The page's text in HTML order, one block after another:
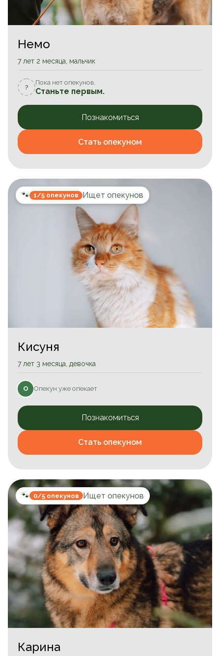
Немо
7 лет 2 месяца, мальчик
?
Пока нет опекунов.
Станьте первым.
Познакомиться
Стать опекуном
🐾 1/5 опекунов Ищет опекунов
Кисуня
7 лет 3 месяца, девочка
О Опекун уже опекает
Познакомиться
Стать опекуном
🐾 0/5 опекунов Ищет опекунов
Карина